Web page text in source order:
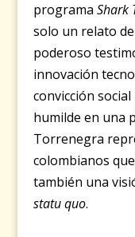
programaShark
solo un relato
poderoso
innovación
convicción
humilde en una
Torrenegra
colombianos
también una
statu quo.